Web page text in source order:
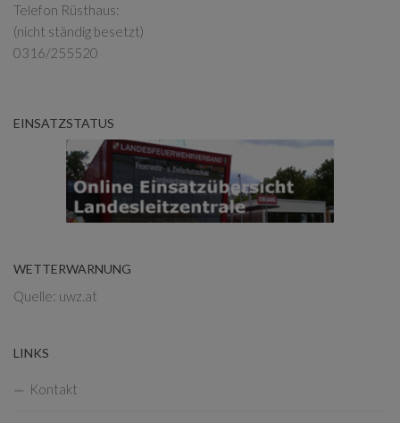
Telefon Rüsthaus:
(nicht ständig besetzt)
0316/255520
EINSATZSTATUS
WETTERWARNUNG
Quelle: uwz.at
LINKS
Kontakt